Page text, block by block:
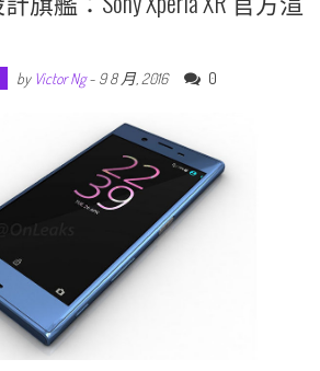
by Victor Ng- 9 8 月, 2016 0